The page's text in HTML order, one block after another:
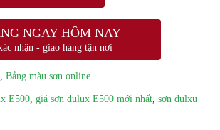
NGAY HÔM NAY
nhận - giao hàng tận nơi
Bảng màu sơn online
E500 giá sơn dulux E500 mới nhất sơn dulxu